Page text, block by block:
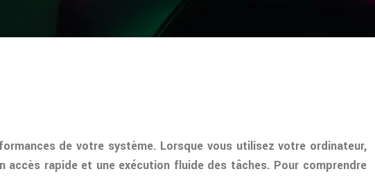
de votre système. Lorsque vous utilisez votre ordinateur,
rapide et une exécution fluide des tâches. Pour comprendre